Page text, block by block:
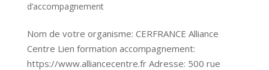
d’accompagnement
Nom de votre organisme: CERFRANCE Alliance
Centre Lien formation accompagnement:
https://www.alliancecentre.fr Adresse: 500 rue